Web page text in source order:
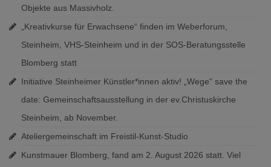
Objekte aus Massivholz.
„Kreativkurse für Erwachsene“ finden im Weberforum,
Steinheim, VHS-Steinheim und in der SOS-Beratungsstelle
Blomberg statt
Initiative Steinheimer Künstler*innen aktiv! „Wege“ save the
date: Gemeinschaftsausstellung in der ev.Christuskirche
Steinheim, ab November.
Ateliergemeinschaft im Freistil-Kunst-Studio
Kunstmauer Blomberg, fand am 2. August 2026 statt. Viel